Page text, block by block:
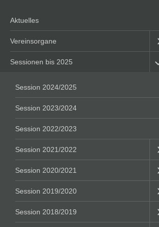
Aktuelles
Vereinsorgane
Sessionen bis 2025
Session 2024/2025
Session 2023/2024
Session 2022/2023
Session 2021/2022
Session 2020/2021
Session 2019/2020
Session 2018/2019